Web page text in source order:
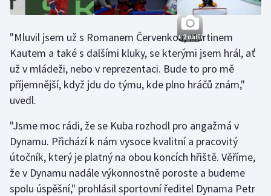
Rychlostní kanoistika
Short track
Sportovní střelba
Stolní tenis
Triatlon
Veslování
Vodní slalom
+ 2 další
"Mluvil jsem už s Romanem Červenkou, Martinem
Kautem a také s dalšími kluky, se kterými jsem hrál, ať
už v mládeži, nebo v reprezentaci. Bude to pro mě
příjemnější, když jdu do týmu, kde plno hráčů znám,"
uvedl.
"Jsme moc rádi, že se Kuba rozhodl pro angažmá v
Dynamu. Přichází k nám vysoce kvalitní a pracovitý
útočník, který je platný na obou koncích hřiště. Věříme,
že v Dynamu nadále výkonnostně poroste a budeme
spolu úspěšní," prohlásil sportovní ředitel Dynama Petr